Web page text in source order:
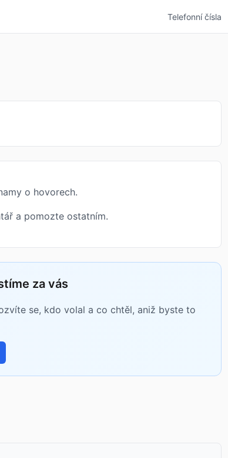
Telefonní čísla
o hovorech.
a pomozte ostatním.
za vás
se, kdo volal a co chtěl, aniž byste to